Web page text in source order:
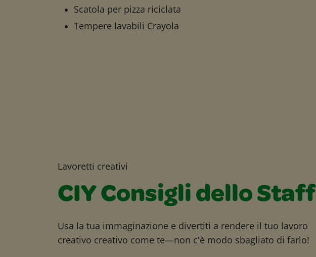
Scatola per pizza riciclata
Tempere lavabili Crayola
Lavoretti creativi
CIY Consigli dello Staff
Usa la tua immaginazione e divertiti a rendere il tuo lavoro
creativo creativo come te—non c'è modo sbagliato di farlo!